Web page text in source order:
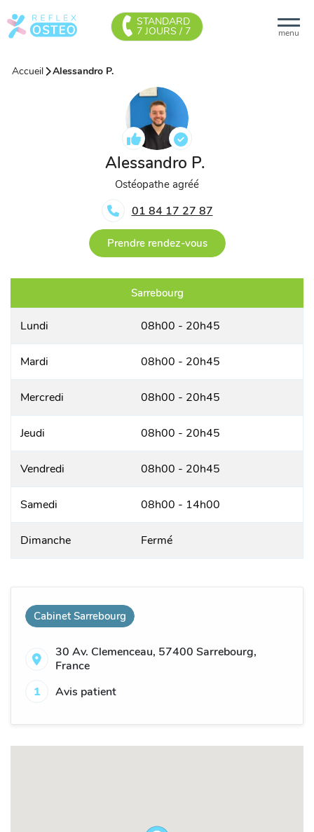
menu
STANDARD
7 JOURS / 7
Accueil Alessandro P.
Alessandro P.
Ostéopathe agréé
01 84 17 27 87
Prendre rendez-vous
Cabinet Sarrebourg
30 Av. Clemenceau, 57400 Sarrebourg,
France
1
Avis patient
Sarrebourg
Lundi 08h00 - 20h45
Mardi 08h00 - 20h45
Mercredi 08h00 - 20h45
Jeudi 08h00 - 20h45
Vendredi 08h00 - 20h45
Samedi 08h00 - 14h00
Dimanche Fermé